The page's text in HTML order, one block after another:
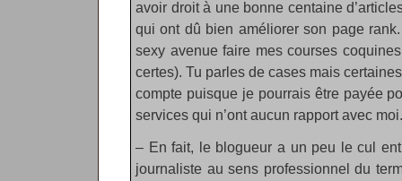
avoir droit à une bonne centaine
qui ont dû bien améliorer son page
sexy avenue faire mes courses
certes). Tu parles de cases mais
compte puisque je pourrais être payée
services qui n’ont aucun rapport avec moi.
– En fait, le blogueur a un peu le cul
journaliste au sens professionnel du